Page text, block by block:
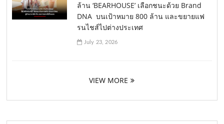
ล้าน ‘BEARHOUSE’ เลือกชนะด้วย Brand
DNA บนเป้าหมาย 800 ล้าน และขยายแฟ
รนไชส์ไปต่างประเทศ
July 23, 2026
VIEW MORE